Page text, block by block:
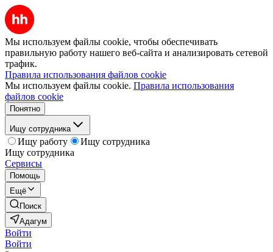
Мы используем файлы cookie, чтобы обеспечивать
правильную работу нашего веб-сайта и анализировать сетевой
трафик.
Правила использования файлов cookie
Мы используем файлы cookie. Правила использования
файлов cookie
Понятно
Ищу сотрудника
Ищу работу
Ищу сотрудника
Ищу сотрудника
Сервисы
Помощь
Ещё
Поиск
Адагум
Войти
Войти